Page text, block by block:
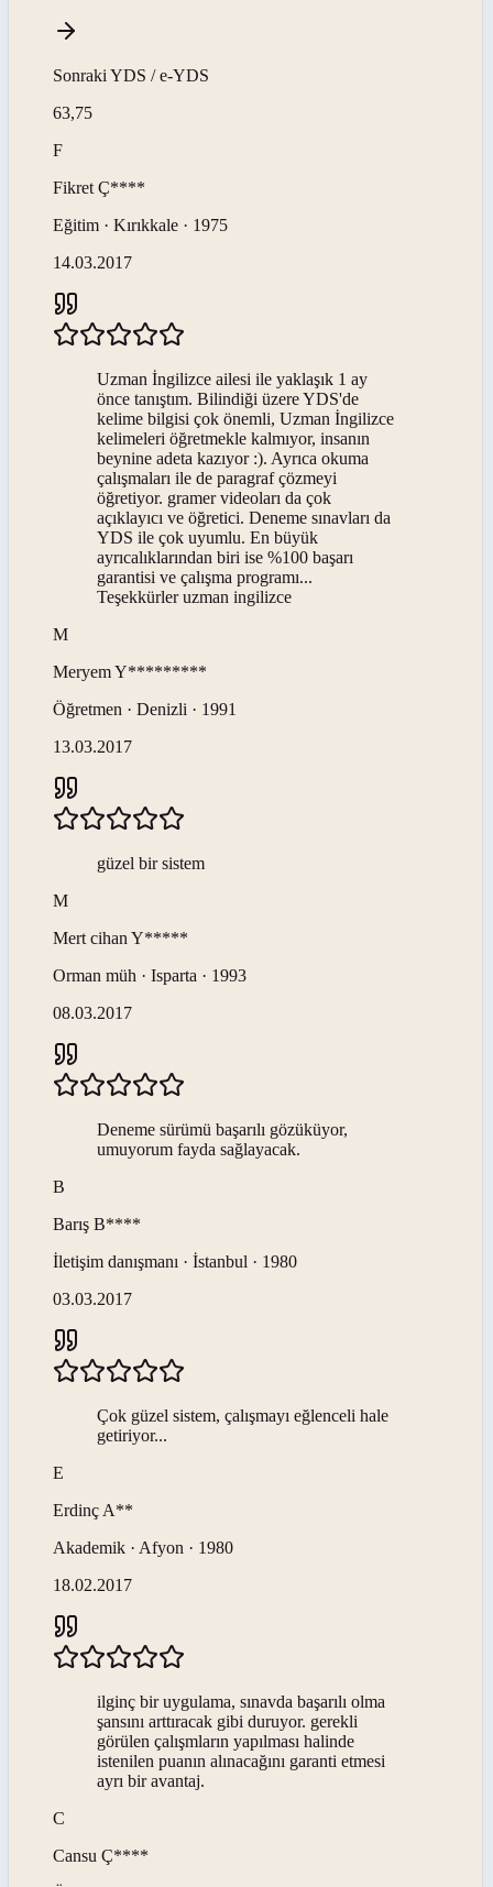
Sonraki YDS / e-YDS
63,75
F
Fikret Ç****
Eğitim · Kırıkkale · 1975
14.03.2017
Uzman İngilizce ailesi ile yaklaşık 1 ay
önce tanıştım. Bilindiği üzere YDS'de
kelime bilgisi çok önemli, Uzman İngilizce
kelimeleri öğretmekle kalmıyor, insanın
beynine adeta kazıyor :). Ayrıca okuma
çalışmaları ile de paragraf çözmeyi
öğretiyor. gramer videoları da çok
açıklayıcı ve öğretici. Deneme sınavları da
YDS ile çok uyumlu. En büyük
ayrıcalıklarından biri ise %100 başarı
garantisi ve çalışma programı...
Teşekkürler uzman ingilizce
M
MeryemY*********
Öğretmen · Denizli · 1991
13.03.2017
güzel bir sistem
M
Mert cihan Y*****
Orman müh · Isparta · 1993
08.03.2017
Deneme sürümü başarılı gözüküyor,
umuyorum fayda sağlayacak.
B
Barış B****
İletişim danışmanı · İstanbul · 1980
03.03.2017
Çok güzel sistem, çalışmayı eğlenceli hale
getiriyor...
E
Erdinç A**
Akademik · Afyon · 1980
18.02.2017
ilginç bir uygulama, sınavda başarılı olma
şansını arttıracak gibi duruyor. gerekli
görülen çalışmların yapılması halinde
istenilen puanın alınacağını garanti etmesi
ayrı bir avantaj.
C
Cansu Ç****